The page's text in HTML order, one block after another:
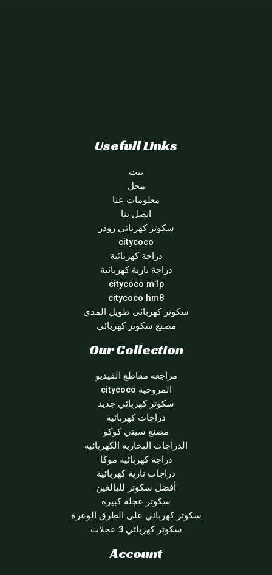
Usefull Links
بيت
محل
معلومات عنا
اتصل بنا
سكوتر كهربائي رودر
citycoco
دراجة كهربائية
دراجة نارية كهربائية
citycoco m1p
citycoco hm8
سكوتر كهربائي طويل المدى
مصنع سكوتر كهربائي
Our Collection
مراجعة مقاطع الفيديو
المروحية citycoco
سكوتر كهربائي جديد
دراجات كهربائية
مصنع سيتي كوكو
الدراجات البخارية الكهربائية
دراجة كهربائية موكا
دراجات نارية كهربائية
أفضل سكوتر للبالغين
سكوتر عجلة كبيرة
سكوتر كهربائي على الطرق الوعرة
سكوتر كهربائي 3 عجلات
Account